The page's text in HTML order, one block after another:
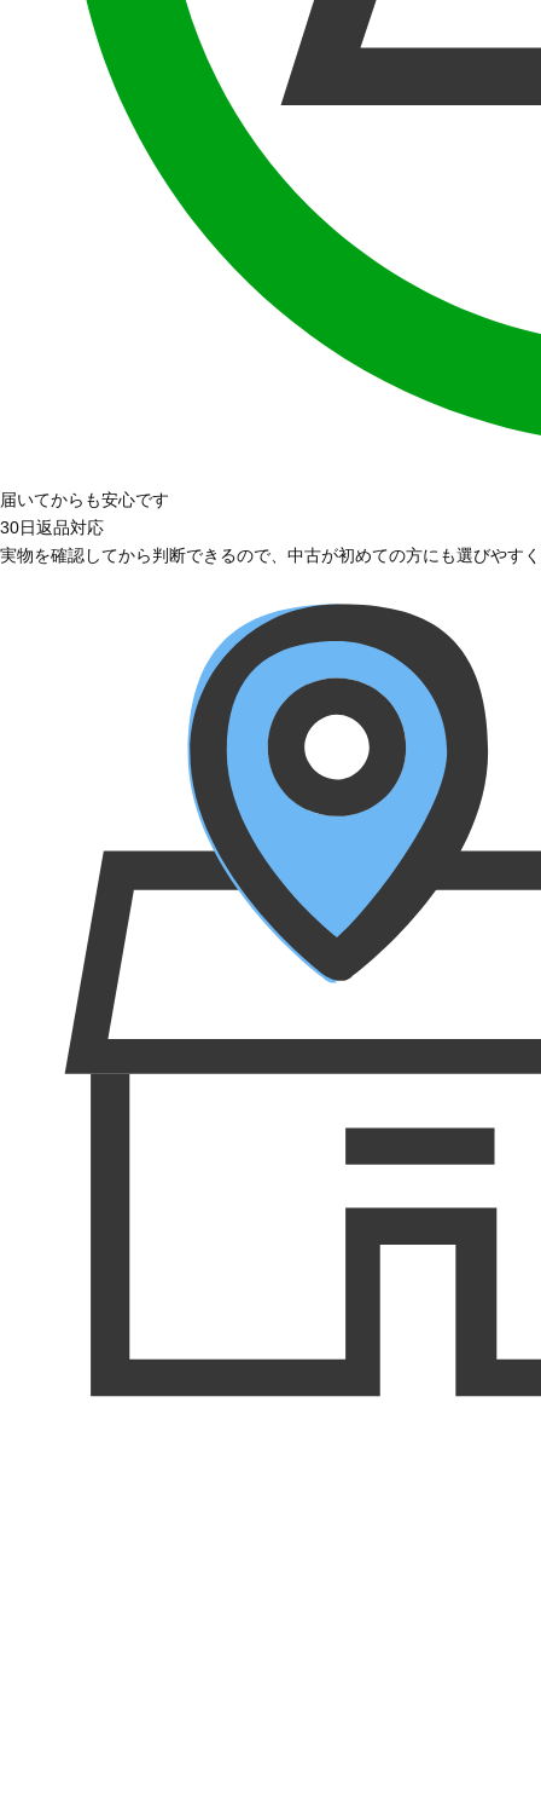
届いてからも安心です
30日返品対応
実物を確認してから判断できるので、中古が初めての方にも選びやす